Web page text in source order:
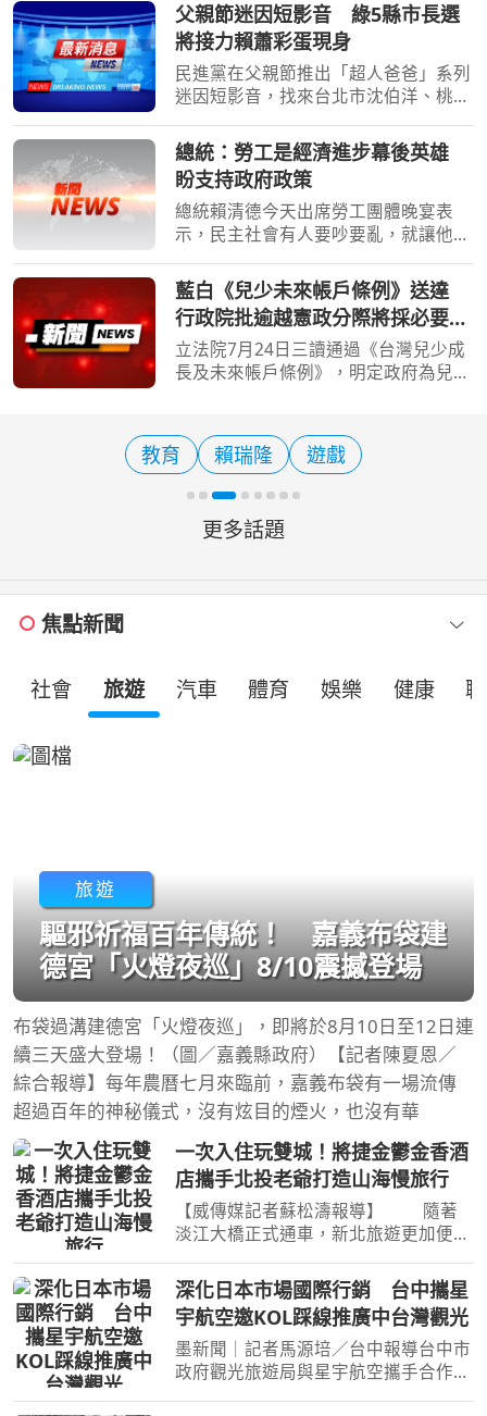
父親節迷因短影音 綠5縣市長選
將接力賴蕭彩蛋現身
民進黨在父親節推出「超人爸爸」系列
迷因短影音，找來台北市沈伯洋、桃園
漳及南投縣(溫)世政等5名縣市長參選人
接力入鏡，宣傳「國家陪你一起養」人
口政策；總統賴清德
總統：勞工是經濟進步幕後英雄
盼支持政府政策
總統賴清德今天出席勞工團體晚宴表
示，民主社會有人要吵要亂，就讓他們
支持政府政策；他強調，廣大勞工才是
經濟進步的幕後英雄，照顧勞工是擔任
總統一定要做到的事，勞
藍白《兒少未來帳戶條例》送達
行政院批逾越憲政分際將採必要作
為
立法院7月24日三讀通過《台灣兒少成
長及未來帳戶條例》，明定政府為兒少
示，提出施政方針及編列中央政府總預
算屬行政院憲政職權，對於
教育 賴瑞隆 遊戲
更多話題
焦點新聞
社會 旅遊 汽車 體育 娛樂 健康
旅遊
驅邪祈福百年傳統！ 嘉義布袋建
德宮「火燈夜巡」8/10震撼登場
布袋過溝建德宮「火燈夜巡」，即將於8月10日至12日連
續三天盛大登場！（圖／嘉義縣政府）【記者陳夏恩／
綜合報導】每年農曆七月來臨前，嘉義布袋有一場流傳
超過百年的神秘儀式，沒有炫目的煙火，也沒有華
一次入住玩雙城！將捷金鬱金香酒
店攜手北投老爺打造山海慢旅行
【威傳媒記者蘇松濤報導】 隨著
淡江大橋正式通車，新北旅遊更加便
泉與河岸風光的雙重魅力。坐落於淡水
河岸第一排的將捷金鬱金香酒店，攜手
北投老爺酒店推出跨區旅
深化日本市場國際行銷 台中攜星
宇航空邀KOL踩線推廣中台灣觀光
墨新聞｜記者馬源培／台中報導台中市
政府觀光旅遊局與星宇航空攜手合作辦